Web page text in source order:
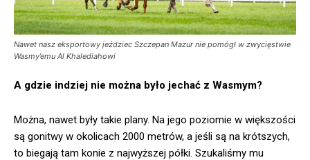
Nawet nasz eksportowy jeździec Szczepan Mazur nie pomógł w zwycięstwie
Wasmy’emu Al Khalediahowi
A gdzie indziej nie można było jechać z Wasmym?
Można, nawet były takie plany. Na jego poziomie w większości
są gonitwy w okolicach 2000 metrów, a jeśli są na krótszych,
to biegają tam konie z najwyższej półki. Szukaliśmy mu